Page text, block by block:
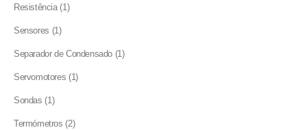
Resistência 11
Sensores 11
Separador de Condensado 11
Servomotores 11
Sondas 11
Termómetros 22